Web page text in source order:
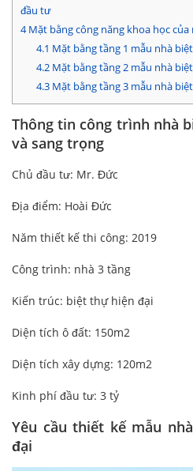
đầu tư
4Mặt bằng công năng khoa học của
4.1 Mặt bằng tầng 1 mẫu nhà
4.2Mặt bằng tầng 2 mẫu nhà
4.3Mặt bằng tầng 3 mẫu nhà
Thông tin công trình nhà
và sang trọng
Chủ đầu tư: Mr. Đức
Địa điểm: Hoài Đức
Năm thiết kế thi công: 2019
Công trình: nhà 3 tầng
Kiến trúc: biệt thự hiện đại
Diện tích ô đất: 150m2
Diện tích xây dựng: 120m2
Kinh phí đầu tư: 3 tỷ
Yêu cầu thiết kế mẫu
đại